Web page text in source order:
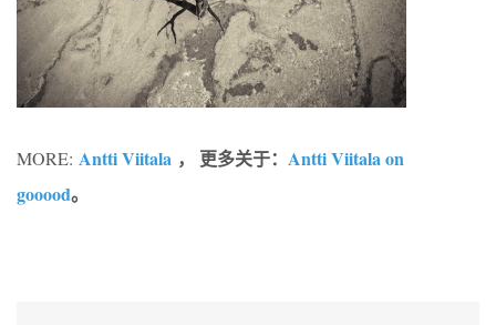
MORE: Antti Viitala ， 更多关于： Antti Viitala on
gooood。